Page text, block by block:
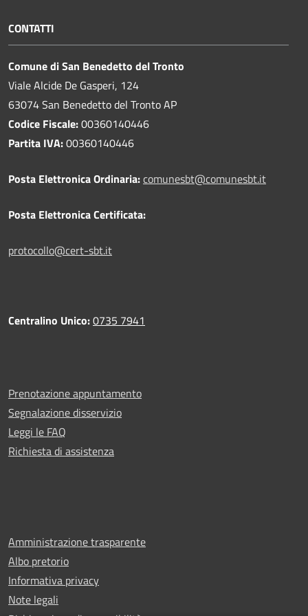
CONTATTI
Comune di San Benedetto del Tronto
Viale Alcide De Gasperi, 124
63074 San Benedetto del Tronto AP
Codice Fiscale:00360140446
Partita IVA:00360140446
Posta Elettronica Ordinaria:comunesbt@comunesbt.it
Posta Elettronica Certificata:
protocollo@cert-sbt.it
Centralino Unico:0735 7941
Prenotazione appuntamento
Segnalazione disservizio
Leggi le FAQ
Richiesta di assistenza
Amministrazione trasparente
Albo pretorio
Informativa privacy
Note legali